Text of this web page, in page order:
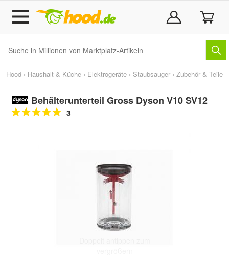
Hood › Haushalt & Küche › Elektrogeräte › Staubsauger › Zubehör & Teile
Behälterunterteil Gross Dyson V10 SV12
3